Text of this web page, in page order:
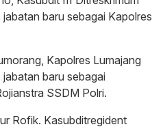
baru sebagai Kapolres
Kapolres Lumajang
baru sebagai
SSDM Polri.
Rofik. Kasubditregident